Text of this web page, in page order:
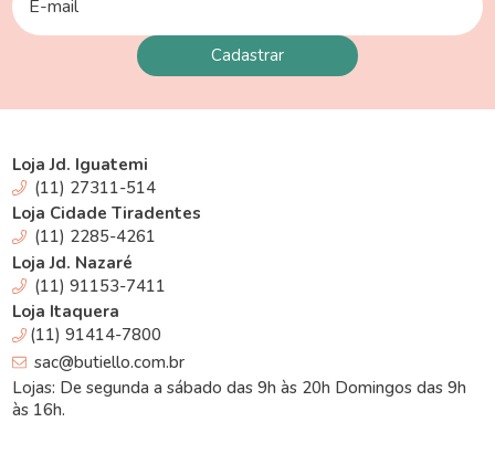
Loja Jd. Iguatemi
(11) 27311-514
Loja Cidade Tiradentes
(11) 2285-4261
Loja Jd. Nazaré
(11) 91153-7411
Loja Itaquera
(11) 91414-7800
sac@butiello.com.br
Lojas: De segunda a sábado das 9h às 20h Domingos das 9h
às 16h.